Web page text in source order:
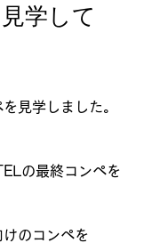
学して
見学しました。
の最終コンペを
けのコンペを